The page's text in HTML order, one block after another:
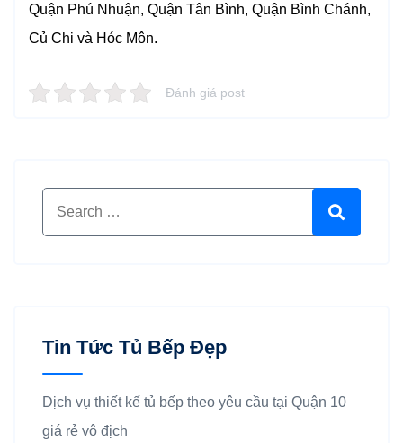
Quận Phú Nhuận, Quận Tân Bình, Quận Bình Chánh,
Củ Chi và Hóc Môn.
Đánh giá post
Tin Tức Tủ Bếp Đẹp
Dịch vụ thiết kế tủ bếp theo yêu cầu tại Quận 10
giá rẻ vô địch